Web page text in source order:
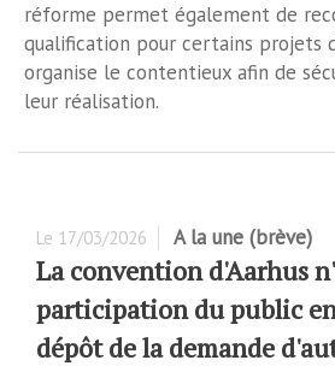
réforme permet également de
qualification pour certains projets
organise le contentieux afin de
leur réalisation.
Le 17/03/2026 A la une (brève)
La convention d'Aarhus
participation du public
dépôt de la demande